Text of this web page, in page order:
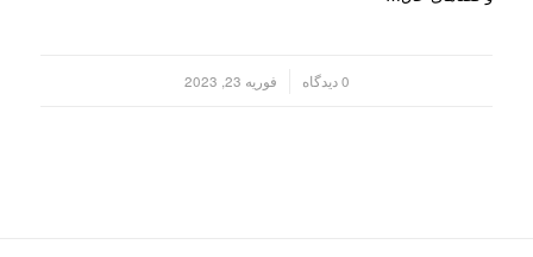
0 دیدگاه فوریه 23, 2023